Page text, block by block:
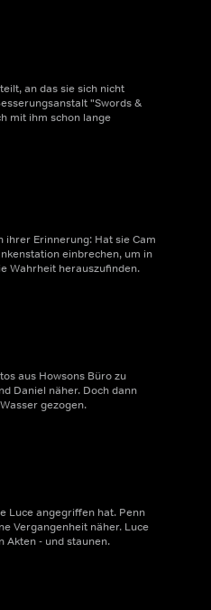
an das sie sich nicht
"Swords &
mit ihm schon lange
ihrer Erinnerung: Hat sie Cam
einbrechen, um in
Wahrheit herauszufinden.
aus Howsons Büro zu
Daniel näher. Doch dann
gezogen.
Luce angegriffen hat. Penn
Vergangenheit näher. Luce
Akten - und staunen.